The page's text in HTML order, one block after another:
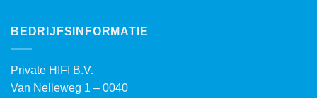
BEDRIJFSINFORMATIE
Private HIFI B.V.
Van Nelleweg 1 – 0040